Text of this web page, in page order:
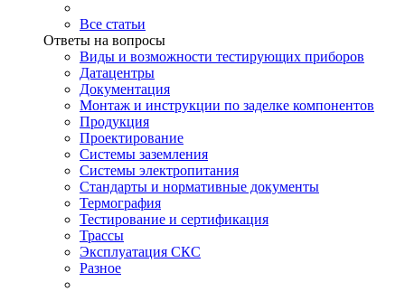
Все статьи
Ответы на вопросы
Виды и возможности тестирующих приборов
Датацентры
Документация
Монтаж и инструкции по заделке компонентов
Продукция
Проектирование
Системы заземления
Системы электропитания
Стандарты и нормативные документы
Термография
Тестирование и сертификация
Трассы
Эксплуатация СКС
Разное